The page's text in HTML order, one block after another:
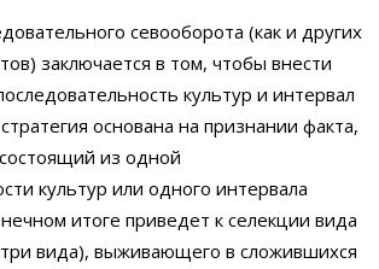
севооборота (как и других
заключается в том, чтобы внести
культур и интервал
основана на признании факта,
из одной
культур или одного интервала
итоге приведет к селекции вида
вида), выживающего в сложившихся